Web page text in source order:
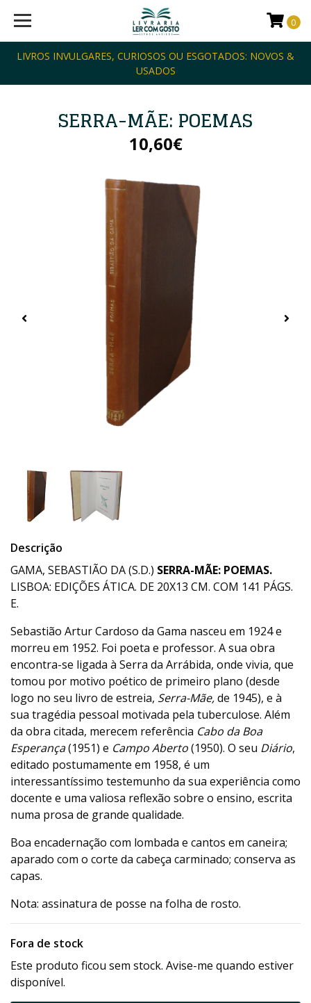
LIVROS INVULGARES, CURIOSOS OU ESGOTADOS: NOVOS &
USADOS
0
SERRA-MÃE: POEMAS
10,60€
Descrição
GAMA, SEBASTIÃO DA (S.D.) SERRA-MÃE: POEMAS.
LISBOA: EDIÇÕES ÁTICA. DE 20X13 CM. COM 141 PÁGS.
E.
Sebastião Artur Cardoso da Gama nasceu em 1924 e
morreu em 1952. Foi poeta e professor. A sua obra
encontra-se ligada à Serra da Arrábida, onde vivia, que
tomou por motivo poético de primeiro plano (desde
logo no seu livro de estreia, Serra-Mãe,de 1945), e à
sua tragédia pessoal motivada pela tuberculose. Além
da obra citada, merecem referência Cabo da Boa
Esperança(1951) e Campo Aberto(1950). O seu Diário,
editado postumamente em 1958, é um
interessantíssimo testemunho da sua experiência como
docente e uma valiosa reflexão sobre o ensino, escrita
numa prosa de grande qualidade.
Boa encadernação com lombada e cantos em caneira;
aparado com o corte da cabeça carminado; conserva as
capas.
Nota: assinatura de posse na folha de rosto.
Fora de stock
Este produto ficou sem stock. Avise-me quando estiver
disponível.